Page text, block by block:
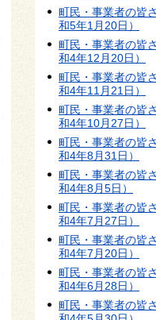
町民・事業者の皆
和5年1月20日）
町民・事業者の皆
和4年12月20日）
町民・事業者の皆
和4年11月21日）
町民・事業者の皆
和4年10月27日）
町民・事業者の皆
和4年8月31日）
町民・事業者の皆
和4年8月5日）
町民・事業者の皆
和4年7月27日）
町民・事業者の皆
和4年7月20日）
町民・事業者の皆
和4年6月28日）
町民・事業者の皆